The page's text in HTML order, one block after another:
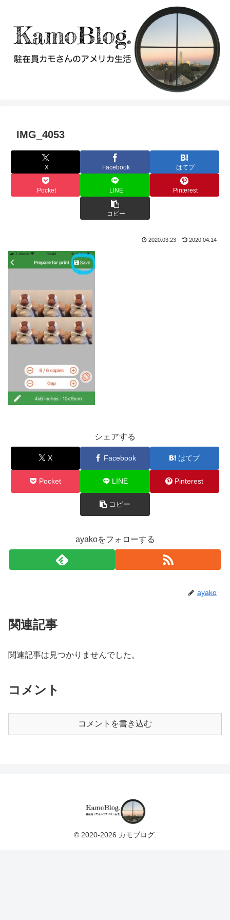
IMG_4053
X Facebook はてブ
Pocket LINE Pinterest
コピー
2020.03.23 2020.04.14
シェアする
X Facebook はてブ
Pocket LINE Pinterest
コピー
ayakoをフォローする
ayako
関連記事
関連記事は見つかりませんでした。
コメント
コメントを書き込む
© 2020-2026 カモブログ.